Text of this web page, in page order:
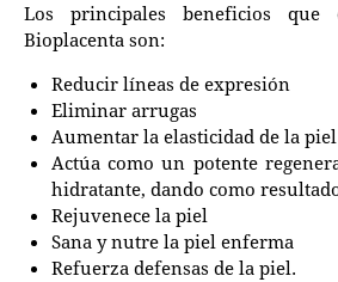
Los principales beneficios que
Bioplacenta son:
Reducir líneas de expresión
Eliminar arrugas
Aumentar la elasticidad de la piel
Actúa como un potente
hidratante, dando como
Rejuvenece la piel
Sana y nutre la piel enferma
Refuerza defensas de la piel.